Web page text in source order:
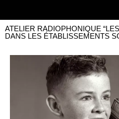
ATELIER RADIOPHONIQUE
DANS LES ÉTABLISSEMENTS